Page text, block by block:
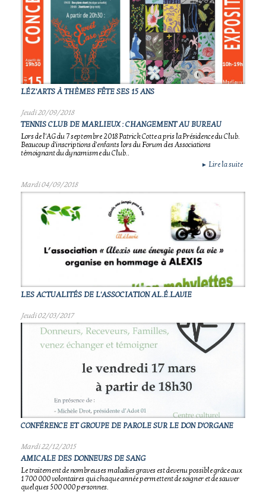
LÉZ'ARTS À THÈMES FÊTE SES 15 ANS
Jeudi 20/09/2018
TENNIS CLUB DE MARLIEUX : CHANGEMENT AU BUREAU
Lors de l'AG du 7 septembre 2018 Patrick Cotte a pris la Présidence du Club.
Beaucoup d'inscriptions d'enfants lors du Forum des Associations
témoignant du dynamisme du Club..
► Lire la suite
Mardi 04/09/2018
LES ACTUALITÉS DE L'ASSOCIATION AL.É.LAVIE
Jeudi 02/03/2017
CONFÉRENCE ET GROUPE DE PAROLE SUR LE DON D'ORGANE
Mardi 22/12/2015
AMICALE DES DONNEURS DE SANG
Le traitement de nombreuses maladies graves est devenu possible grâce aux
1 700 000 volontaires qui chaque année permettent de soigner et de sauver
quelques 500 000 personnes.